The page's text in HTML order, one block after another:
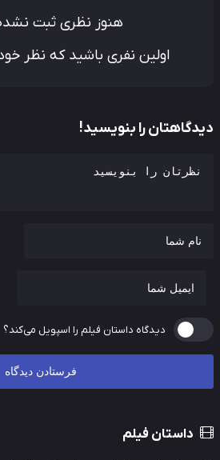
هنوز نظری ثبت نشده
اولین نفری باشید که نظر خود
را بنویسید!
دیدگاه داستان فیلم را اسپویل می‌کند؟
داستان فیلم